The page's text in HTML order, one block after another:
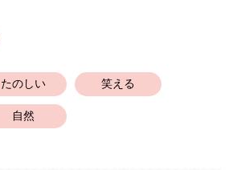
たのしい 笑える
自然